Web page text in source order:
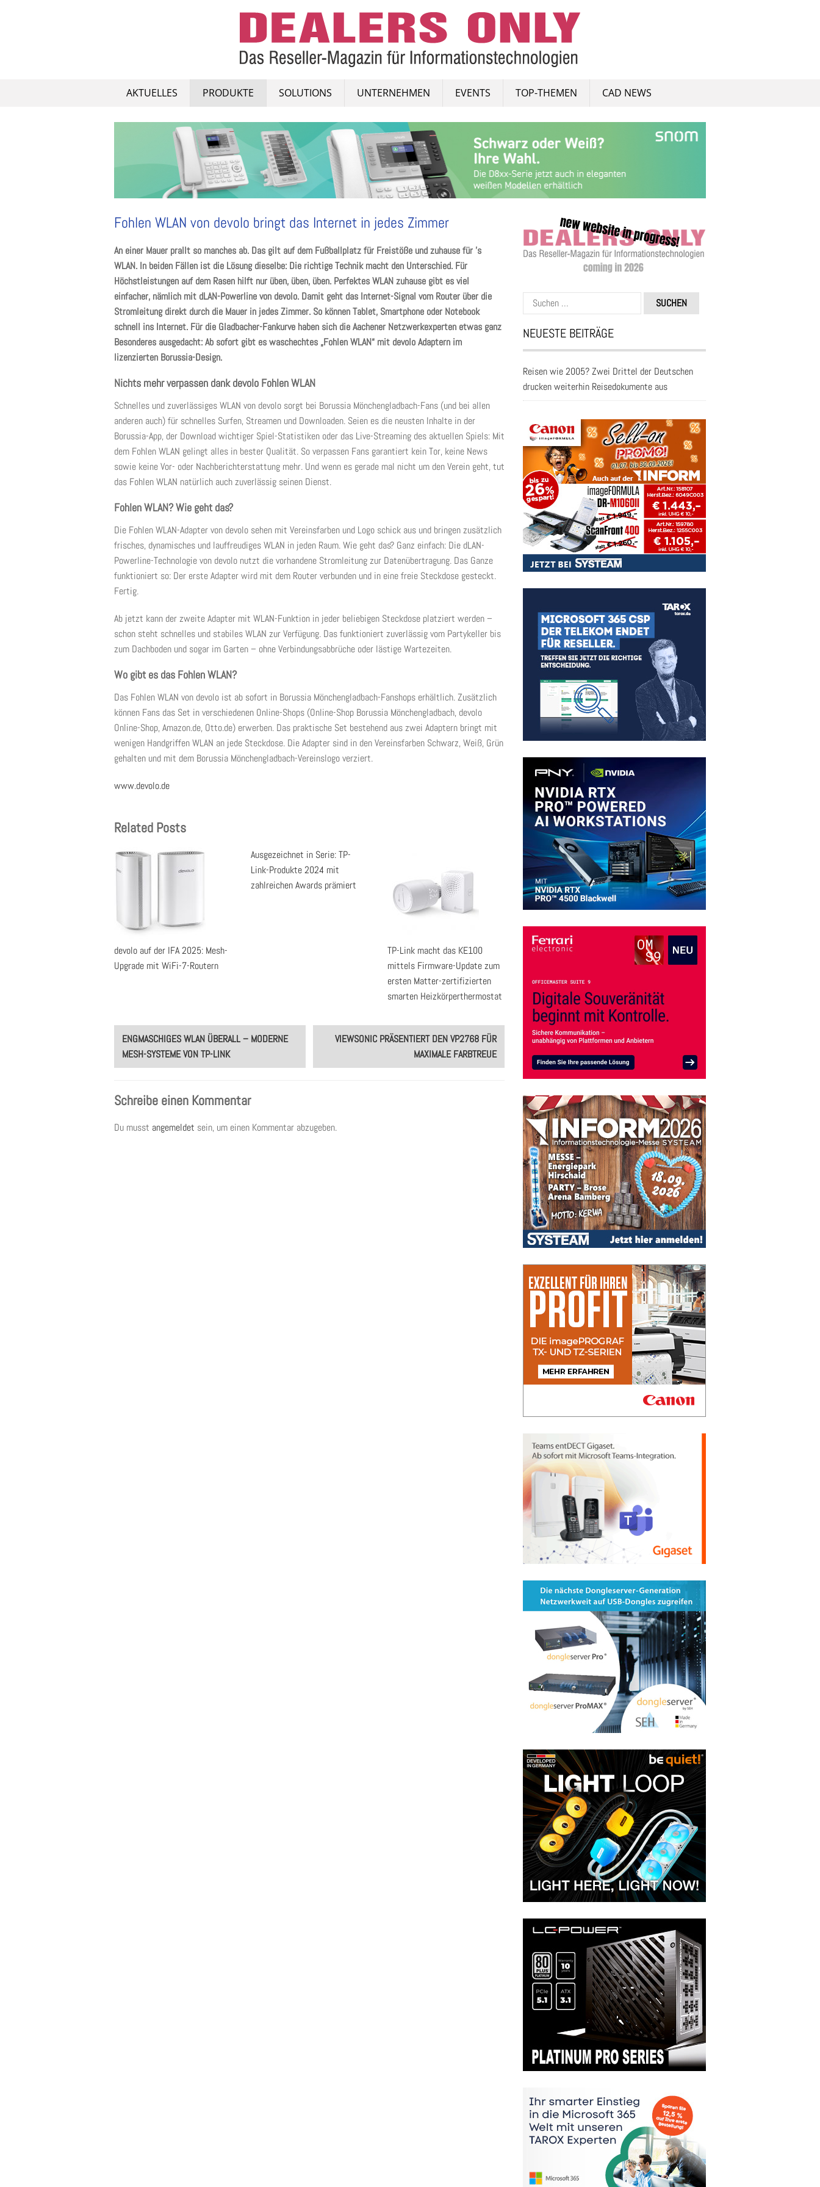
AKTUELLES PRODUKTE SOLUTIONS UNTERNEHMEN EVENTS TOP-THEMEN CAD NEWS
Fohlen WLAN von devolo bringt das Internet in jedes Zimmer
An einer Mauer prallt so manches ab. Das gilt auf dem Fußballplatz für Freistöße und zuhause für ’s
WLAN. In beiden Fällen ist die Lösung dieselbe: Die richtige Technik macht den Unterschied. Für
Höchstleistungen auf dem Rasen hilft nur üben, üben, üben. Perfektes WLAN zuhause gibt es viel
einfacher, nämlich mit dLAN-Powerline von devolo. Damit geht das Internet-Signal vom Router über die
Stromleitung direkt durch die Mauer in jedes Zimmer. So können Tablet, Smartphone oder Notebook
schnell ins Internet. Für die Gladbacher-Fankurve haben sich die Aachener Netzwerkexperten etwas ganz
Besonderes ausgedacht: Ab sofort gibt es waschechtes „Fohlen WLAN“ mit devolo Adaptern im
lizenzierten Borussia-Design.
Nichts mehr verpassen dank devolo Fohlen WLAN
Schnelles und zuverlässiges WLAN von devolo sorgt bei Borussia Mönchengladbach-Fans (und bei allen
anderen auch) für schnelles Surfen, Streamen und Downloaden. Seien es die neusten Inhalte in der
Borussia-App, der Download wichtiger Spiel-Statistiken oder das Live-Streaming des aktuellen Spiels: Mit
dem Fohlen WLAN gelingt alles in bester Qualität. So verpassen Fans garantiert kein Tor, keine News
sowie keine Vor- oder Nachberichterstattung mehr. Und wenn es gerade mal nicht um den Verein geht, tut
das Fohlen WLAN natürlich auch zuverlässig seinen Dienst.
Fohlen WLAN? Wie geht das?
Die Fohlen WLAN-Adapter von devolo sehen mit Vereinsfarben und Logo schick aus und bringen zusätzlich
frisches, dynamisches und lauffreudiges WLAN in jeden Raum. Wie geht das? Ganz einfach: Die dLAN-
Powerline-Technologie von devolo nutzt die vorhandene Stromleitung zur Datenübertragung. Das Ganze
funktioniert so: Der erste Adapter wird mit dem Router verbunden und in eine freie Steckdose gesteckt.
Fertig.
Ab jetzt kann der zweite Adapter mit WLAN-Funktion in jeder beliebigen Steckdose platziert werden –
schon steht schnelles und stabiles WLAN zur Verfügung. Das funktioniert zuverlässig vom Partykeller bis
zum Dachboden und sogar im Garten – ohne Verbindungsabbrüche oder lästige Wartezeiten.
Wo gibt es das Fohlen WLAN?
Das Fohlen WLAN von devolo ist ab sofort in Borussia Mönchengladbach-Fanshops erhältlich. Zusätzlich
können Fans das Set in verschiedenen Online-Shops (Online-Shop Borussia Mönchengladbach, devolo
Online-Shop, Amazon.de, Otto.de) erwerben. Das praktische Set bestehend aus zwei Adaptern bringt mit
wenigen Handgriffen WLAN an jede Steckdose. Die Adapter sind in den Vereinsfarben Schwarz, Weiß, Grün
gehalten und mit dem Borussia Mönchengladbach-Vereinslogo verziert.
www.devolo.de
Related Posts
devolo auf der IFA 2025: Mesh-
Upgrade mit WiFi-7-Routern
Ausgezeichnet in Serie: TP-
Link-Produkte 2024 mit
zahlreichen Awards prämiert
TP-Link macht das KE100
mittels Firmware-Update zum
ersten Matter-zertifizierten
smarten Heizkörperthermostat
Post
navigation
ENGMASCHIGES WLAN ÜBERALL – MODERNE
MESH-SYSTEME VON TP-LINK
VIEWSONIC PRÄSENTIERT DEN VP2768 FÜR
MAXIMALE FARBTREUE
Schreibe einen Kommentar
Du musst angemeldet sein, um einen Kommentar abzugeben.
Suchen
nach:
NEUESTE BEITRÄGE
Reisen wie 2005? Zwei Drittel der Deutschen
drucken weiterhin Reisedokumente aus